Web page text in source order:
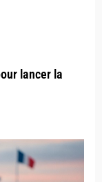
lancer la